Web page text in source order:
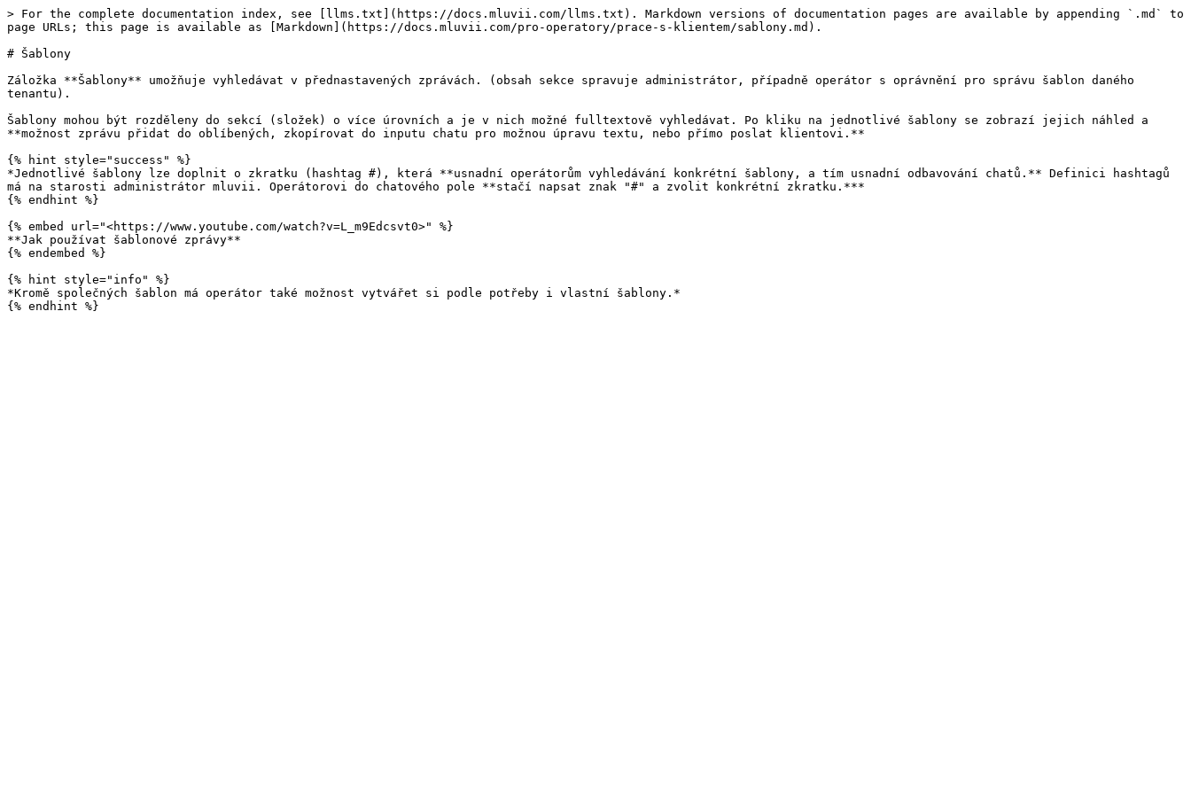
> For the complete documentation index, see [llms.txt](https://docs.mluvii.com/llms.txt). Markdown versions of documentation pages are available by appending `.md` to
page URLs; this page is available as [Markdown](https://docs.mluvii.com/pro-operatory/prace-s-klientem/sablony.md).
# Šablony
Záložka **Šablony** umožňuje vyhledávat v přednastavených zprávách. (obsah sekce spravuje administrátor, případně operátor s oprávnění pro správu šablon daného
tenantu).
Šablony mohou být rozděleny do sekcí (složek) o více úrovních a je v nich možné fulltextově vyhledávat. Po kliku na jednotlivé šablony se zobrazí jejich náhled a
**možnost zprávu přidat do oblíbených, zkopírovat do inputu chatu pro možnou úpravu textu, nebo přímo poslat klientovi.**
{% hint style="success" %}
*Jednotlivé šablony lze doplnit o zkratku (hashtag #), která **usnadní operátorům vyhledávání konkrétní šablony, a tím usnadní odbavování chatů.** Definici hashtagů
má na starosti administrátor mluvii. Operátorovi do chatového pole **stačí napsat znak "#" a zvolit konkrétní zkratku.***
{% endhint %}
{% embed url="<https://www.youtube.com/watch?v=L_m9Edcsvt0>" %}
**Jak používat šablonové zprávy**
{% endembed %}
{% hint style="info" %}
*Kromě společných šablon má operátor také možnost vytvářet si podle potřeby i vlastní šablony.*